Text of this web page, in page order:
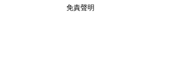
免責聲明